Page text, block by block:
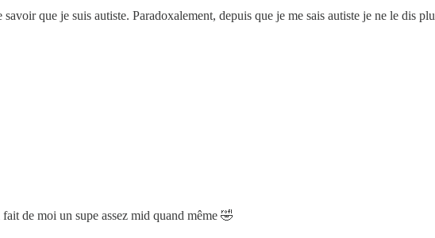
que je suis autiste. Paradoxalement, depuis que je me sais autiste je ne le dis
de moi un supe assez mid quand même 🤣